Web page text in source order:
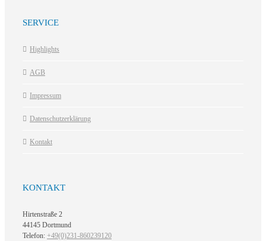
SERVICE
Highlights
AGB
Impressum
Datenschutzerklärung
Kontakt
KONTAKT
Hirtenstraße 2
44145 Dortmund
Telefon: +49(0)231-860239120